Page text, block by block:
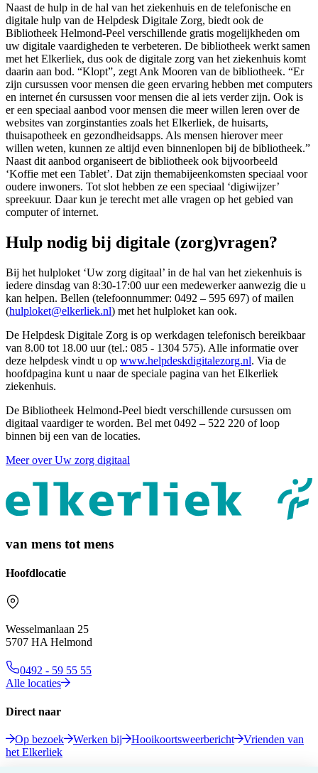
Naast de hulp in de hal van het ziekenhuis en de telefonische en
digitale hulp van de Helpdesk Digitale Zorg, biedt ook de
Bibliotheek Helmond-Peel verschillende gratis mogelijkheden om
uw digitale vaardigheden te verbeteren. De bibliotheek werkt samen
met het Elkerliek, dus ook de digitale zorg van het ziekenhuis komt
daarin aan bod. “Klopt”, zegt Ank Mooren van de bibliotheek. “Er
zijn cursussen voor mensen die geen ervaring hebben met computers
en internet én cursussen voor mensen die al iets verder zijn. Ook is
er een speciaal aanbod voor mensen die meer willen leren over de
websites van zorginstanties zoals het Elkerliek, de huisarts,
thuisapotheek en gezondheidsapps. Als mensen hierover meer
willen weten, kunnen ze altijd even binnenlopen bij de bibliotheek.”
Naast dit aanbod organiseert de bibliotheek ook bijvoorbeeld
‘Koffie met een Tablet’. Dat zijn themabijeenkomsten speciaal voor
oudere inwoners. Tot slot hebben ze een speciaal ‘digiwijzer’
spreekuur. Daar kun je terecht met alle vragen op het gebied van
computer of internet.
Hulp nodig bij digitale (zorg)vragen?
Bij het hulploket ‘Uw zorg digitaal’ in de hal van het ziekenhuis is
iedere dinsdag van 8:30-17:00 uur een medewerker aanwezig die u
kan helpen. Bellen (telefoonnummer: 0492 – 595 697) of mailen
(hulploket@elkerliek.nl) met het hulploket kan ook.
De Helpdesk Digitale Zorg is op werkdagen telefonisch bereikbaar
van 8.00 tot 18.00 uur (tel.: 085 - 1304 575). Alle informatie over
deze helpdesk vindt u op www.helpdeskdigitalezorg.nl. Via de
hoofdpagina kunt u naar de speciale pagina van het Elkerliek
ziekenhuis.
De Bibliotheek Helmond-Peel biedt verschillende cursussen om
digitaal vaardiger te worden. Bel met 0492 – 522 220 of loop
binnen bij een van de locaties.
Meer over Uw zorg digitaal
van mens tot mens
Hoofdlocatie
Wesselmanlaan 25
5707 HA Helmond
0492 - 59 55 55
Alle locaties
Direct naar
Op bezoek Werken bij Hooikoortsweerbericht
Vrienden van
het Elkerliek